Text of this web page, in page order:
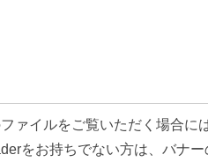
ァイルをご覧いただく場合に
をお持ちでない方は、バナ